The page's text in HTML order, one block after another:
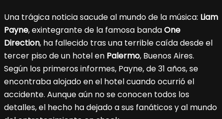
Una trágica noticia sacude al mundo de la música: Liam
Payne, exintegrante de la famosa bandaOne
Direction, ha fallecido tras una terrible caída desde el
tercer piso de un hotel en Palermo, Buenos Aires.
Según los primeros informes, Payne, de 31 años, se
encontraba alojado en el hotel cuando ocurrió el
accidente. Aunque aún no se conocen todos los
detalles, el hecho ha dejado a sus fanáticos y al mundo